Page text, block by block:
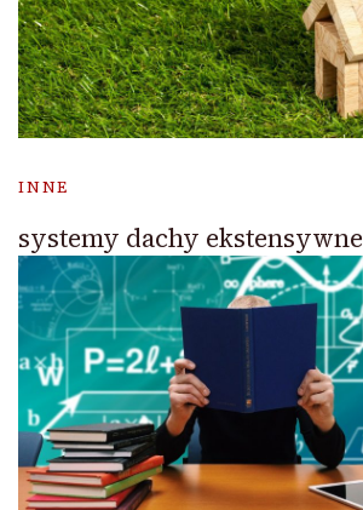
INNE
systemy dachy ekstensywne